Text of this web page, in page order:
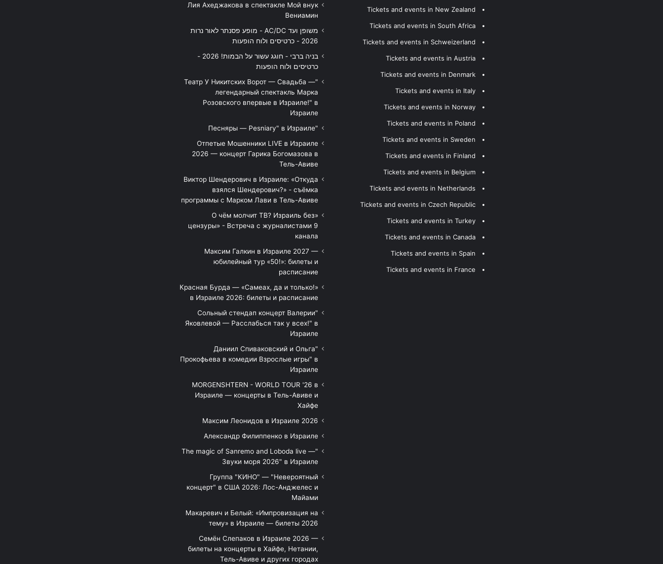
Tickets and events in New Zealand
Tickets and events in South Africa
Tickets and events in Schweizerland
Tickets and events in Austria
Tickets and events in Denmark
Tickets and events in Italy
Tickets and events in Norway
Tickets and events in Poland
Tickets and events in Sweden
Tickets and events in Finland
Tickets and events in Belgium
Tickets and events in Netherlands
Tickets and events in Czech Republic
Tickets and events in Turkey
Tickets and events in Canada
Tickets and events in Spain
Tickets and events in France
Лия Ахеджакова в спектакле Мой внук
Вениамин
משופן ועד AC/DC - מופע פסנתר לאור נרות
2026 - כרטיסים ולוח הופעות
בניה ברבי - חוגג עשור על הבמות! 2026 -
כרטיסים ולוח הופעות
"Театр У Никитских Ворот — Свадьба —
легендарный спектакль Марка
Розовского впервые в Израиле!" в
Израиле
"Песняры — Pesniary" в Израиле
Отпетые Мошенники LIVE в Израиле
2026 — концерт Гарика Богомазова в
Тель-Авиве
Виктор Шендерович в Израиле: «Откуда
взялся Шендерович?» - съёмка
программы с Марком Лави в Тель-Авиве
«О чём молчит ТВ? Израиль без
цензуры» - Встреча с журналистами 9
канала
Максим Галкин в Израиле 2027 —
юбилейный тур «50!»: билеты и
расписание
Красная Бурда — «Самеах, да и только!»
в Израиле 2026: билеты и расписание
"Сольный стендап концерт Валерии
Яковлевой — Расслабься так у всех!" в
Израиле
"Даниил Спиваковский и Ольга
Прокофьева в комедии Взрослые игры" в
Израиле
MORGENSHTERN - WORLD TOUR '26 в
Израиле — концерты в Тель-Авиве и
Хайфе
Максим Леонидов в Израиле 2026
Александр Филиппенко в Израиле
"The magic of Sanremo and Loboda live —
Звуки моря 2026" в Израиле
Группа "КИНО" — "Невероятный
концерт" в США 2026: Лос-Анджелес и
Майами
Макаревич и Белый: «Импровизация на
тему» в Израиле — билеты 2026
Семён Слепаков в Израиле 2026 —
билеты на концерты в Хайфе, Нетании,
Тель-Авиве и других городах